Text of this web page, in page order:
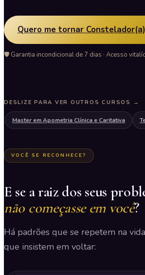
Quero me tornar Constelador(a)
🛡️ Garantia incondicional de 7 dias · Acesso
DESLIZE PARA VER OUTROS CURSOS →
Master em Apometria Clínica e Caritativa
VOCÊ SE RECONHECE?
E se a raiz dos seus
não começasse em você?
Há padrões que se repetem na
que insistem em voltar: